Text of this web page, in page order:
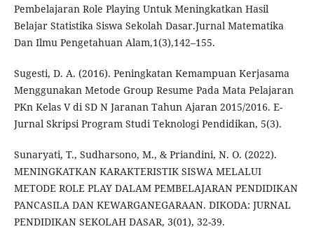
Pembelajaran Role Playing Untuk Meningkatkan Hasil
Belajar Statistika Siswa Sekolah Dasar.Jurnal Matematika
Dan Ilmu Pengetahuan Alam,1(3),142–155.
Sugesti, D. A. (2016). Peningkatan Kemampuan Kerjasama
Menggunakan Metode Group Resume Pada Mata Pelajaran
PKn Kelas V di SD N Jaranan Tahun Ajaran 2015/2016. E-
Jurnal Skripsi Program Studi Teknologi Pendidikan, 5(3).
Sunaryati, T., Sudharsono, M., & Priandini, N. O. (2022).
MENINGKATKAN KARAKTERISTIK SISWA MELALUI
METODE ROLE PLAY DALAM PEMBELAJARAN PENDIDIKAN
PANCASILA DAN KEWARGANEGARAAN. DIKODA: JURNAL
PENDIDIKAN SEKOLAH DASAR, 3(01), 32-39.